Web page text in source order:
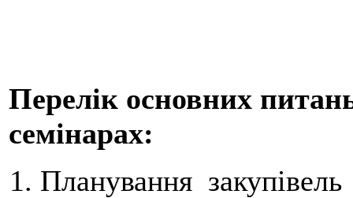
Перелік основних
семінарах:
Планування